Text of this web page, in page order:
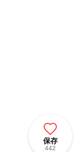
保存
442